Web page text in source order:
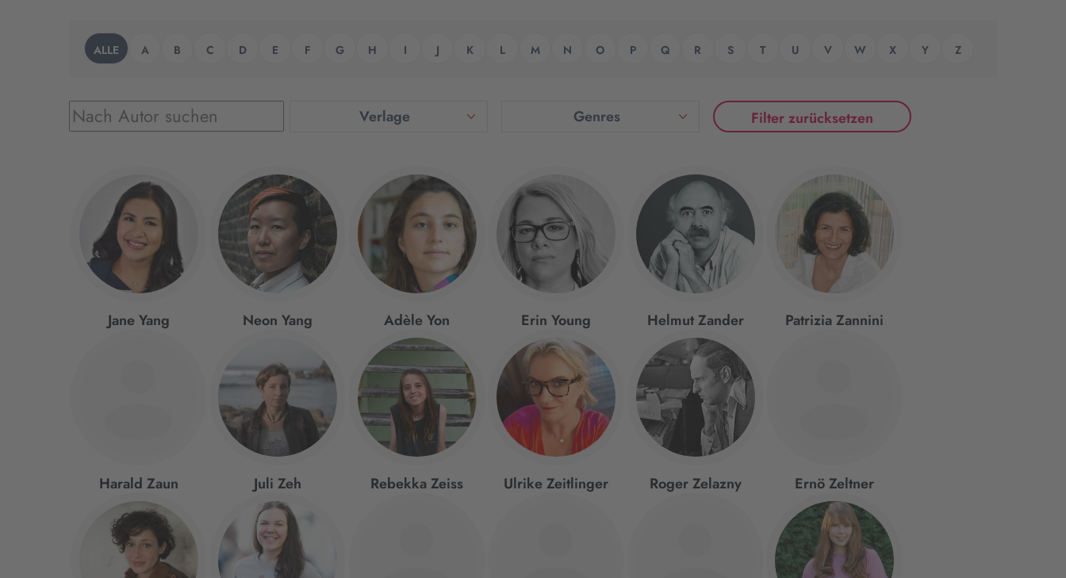
ALLE A B C D E F G H I J K L M N O P Q R S T U V W X Y Z
Verlage Genres Filter zurücksetzen
Jane Yang Neon Yang Adèle Yon Erin Young Helmut Zander Patrizia Zannini
Harald Zaun Juli Zeh Rebekka Zeiss Ulrike Zeitlinger Roger Zelazny Ernö Zeltner